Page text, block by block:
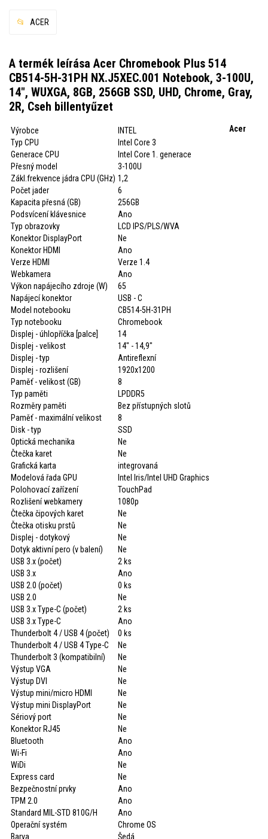
ACER
A termék leírása Acer Chromebook Plus 514
CB514-5H-31PH NX.J5XEC.001 Notebook, 3-100U,
14", WUXGA, 8GB, 256GB SSD, UHD, Chrome, Gray,
2R, Cseh billentyűzet
Výrobce
INTEL
Typ CPU
Intel Core 3
Generace CPU
Intel Core 1. generace
Přesný model
3-100U
Zákl.frekvence jádra CPU (GHz) 1,2
Počet jader
6
Kapacita přesná (GB)
256GB
Podsvícení klávesnice
Ano
Typ obrazovky
LCD IPS/PLS/WVA
Konektor DisplayPort
Ne
Konektor HDMI
Ano
Verze HDMI
Verze 1.4
Webkamera
Ano
Výkon napájecího zdroje (W)
65
Napájecí konektor
USB - C
Model notebooku
CB514-5H-31PH
Typ notebooku
Chromebook
Displej - úhlopříčka [palce]
14
Displej - velikost
14" - 14,9"
Displej - typ
Antireflexní
Displej - rozlišení
1920x1200
Paměť - velikost (GB)
8
Typ paměti
LPDDR5
Rozměry paměti
Bez přístupných slotů
Paměť - maximální velikost
8
Disk - typ
SSD
Optická mechanika
Ne
Čtečka karet
Ne
Grafická karta
integrovaná
Modelová řada GPU
Intel Iris/Intel UHD Graphics
Polohovací zařízení
TouchPad
Rozlišení webkamery
1080p
Čtečka čipových karet
Ne
Čtečka otisku prstů
Ne
Displej - dotykový
Ne
Dotyk aktivní pero (v balení)
Ne
USB 3.x (počet)
2 ks
USB 3.x
Ano
USB 2.0 (počet)
0 ks
USB 2.0
Ne
USB 3.x Type-C (počet)
2 ks
USB 3.x Type-C
Ano
Thunderbolt 4 / USB 4 (počet)
0 ks
Thunderbolt 4 / USB 4 Type-C
Ne
Thunderbolt 3 (kompatibilní)
Ne
Výstup VGA
Ne
Výstup DVI
Ne
Výstup mini/micro HDMI
Ne
Výstup mini DisplayPort
Ne
Sériový port
Ne
Konektor RJ45
Ne
Bluetooth
Ano
Wi-Fi
Ano
WiDi
Ne
Express card
Ne
Bezpečnostní prvky
Ano
TPM 2.0
Ano
Standard MIL-STD 810G/H
Ano
Operační systém
Chrome OS
Barva
Šedá
Acer